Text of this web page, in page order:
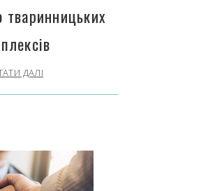
тваринницьких
ДАЛІ